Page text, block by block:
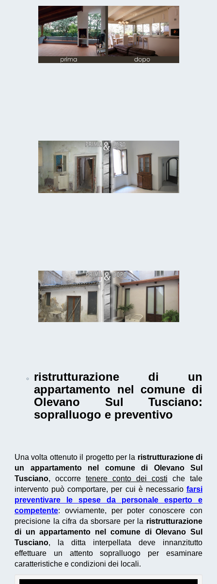
ristrutturazione di un
appartamento nel comune di
Olevano Sul Tusciano:
sopralluogo e preventivo
Una volta ottenuto il progetto per la ristrutturazione di
un appartamento nel comune di Olevano Sul
Tusciano, occorre tenere conto dei costi che tale
intervento può comportare, per cui è necessario farsi
preventivare le spese da personale esperto e
competente: ovviamente, per poter conoscere con
precisione la cifra da sborsare per la ristrutturazione
di un appartamento nel comune di Olevano Sul
Tusciano, la ditta interpellata deve innanzitutto
effettuare un attento sopralluogo per esaminare
caratteristiche e condizioni dei locali.